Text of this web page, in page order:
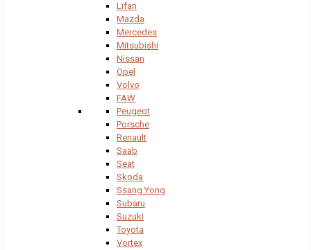
Lifan
Mazda
Mercedes
Mitsubishi
Nissan
Opel
Volvo
FAW
Peugeot
Porsche
Renault
Saab
Seat
Skoda
Ssang Yong
Subaru
Suzuki
Toyota
Vortex